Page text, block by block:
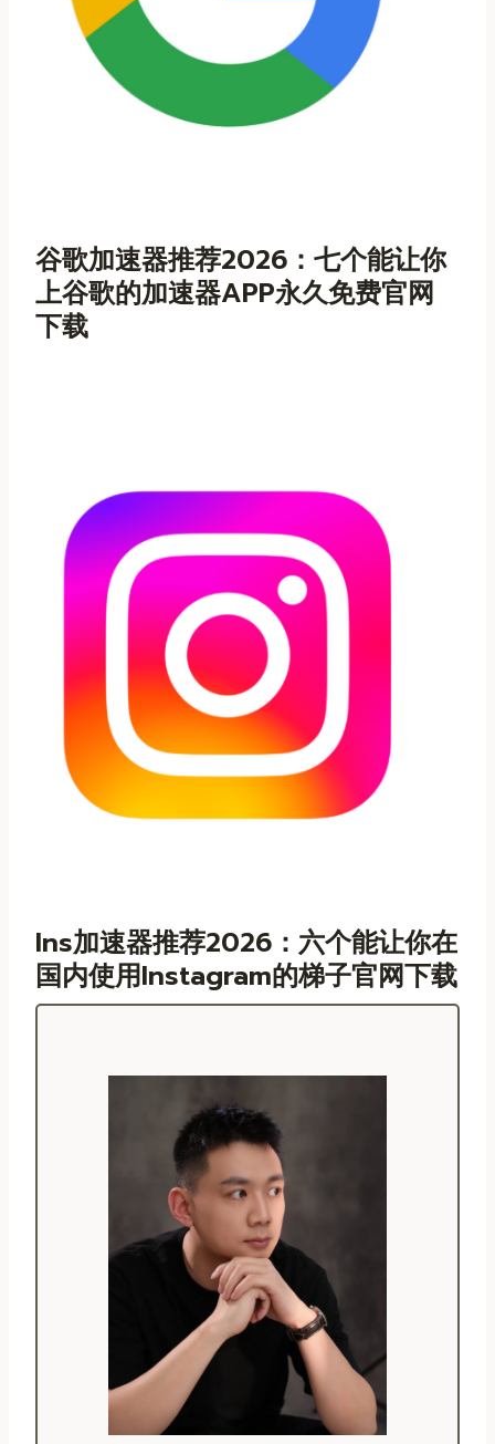
谷歌加速器推荐2026：七个能让你
上谷歌的加速器APP永久免费官网
下载
Ins加速器推荐2026：六个能让你在
国内使用instagram的梯子官网下载